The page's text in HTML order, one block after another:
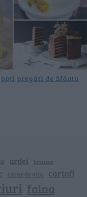
pregăti de Sfânta
ardei branza
carne de vita cartofi
faina